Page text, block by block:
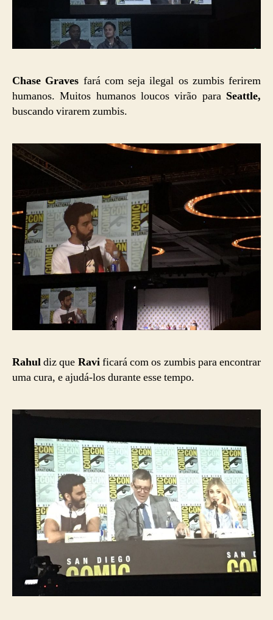
Chase Graves fará com seja ilegal os zumbis ferirem
humanos. Muitos humanos loucos virão para Seattle,
buscando virarem zumbis.
Rahuldiz que Ravificará com os zumbis para encontrar
uma cura, e ajudá-los durante esse tempo.